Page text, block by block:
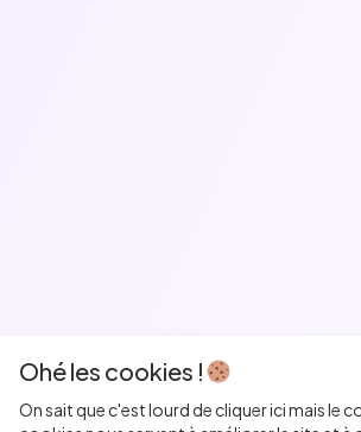
Ohé les cookies !
On sait que c'est lourd de cliquer ici mais le